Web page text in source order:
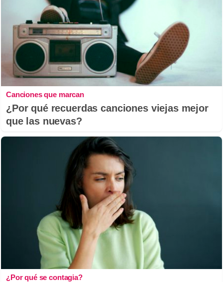
Canciones que marcan
¿Por qué recuerdas canciones viejas mejor
que las nuevas?
¿Por qué se contagia?